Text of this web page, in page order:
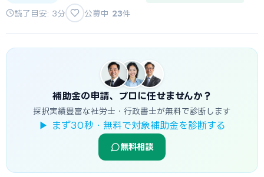
読了目安: 3分 公募中 23件
補助金の申請、プロに任せませんか？
採択実績豊富な社労士・行政書士が無料で診断します
▶ まず30秒・無料で対象補助金を診断する
無料相談